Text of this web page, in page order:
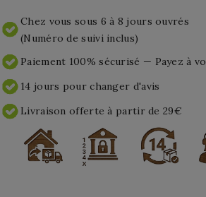
Chez vous sous 6 à 8 jours ouvrés
(Numéro de suivi inclus)
Paiement 100% sécurisé — Payez à
14 jours pour changer d'avis
Livraison offerte à partir de 29€